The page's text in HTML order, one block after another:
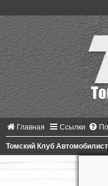
Главная Ссылки
Томский Клуб